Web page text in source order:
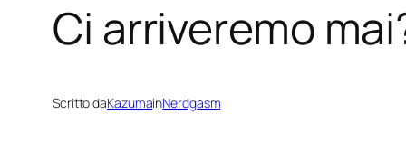
Ci arriveremo
Scritto daKazumainNerdgasm